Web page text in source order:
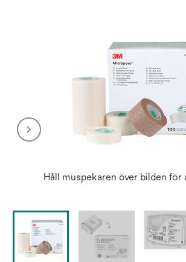
Håll muspekaren över bilden för